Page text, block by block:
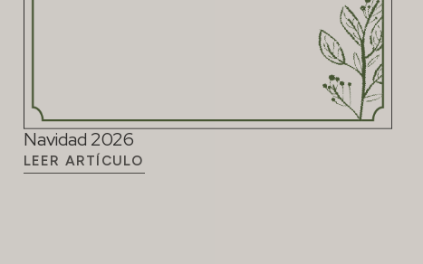
Navidad 2026
LEER ARTÍCULO